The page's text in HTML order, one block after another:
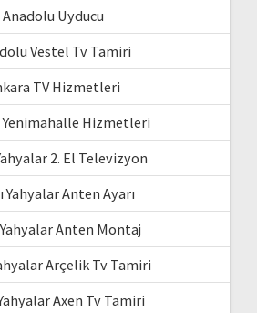
Anadolu Uyducu
Vestel Tv Tamiri
TV Hizmetleri
Yenimahalle Hizmetleri
2. El Televizyon
Yahyalar Anten Ayarı
Yahyalar Anten Montaj
Arçelik Tv Tamiri
Axen Tv Tamiri